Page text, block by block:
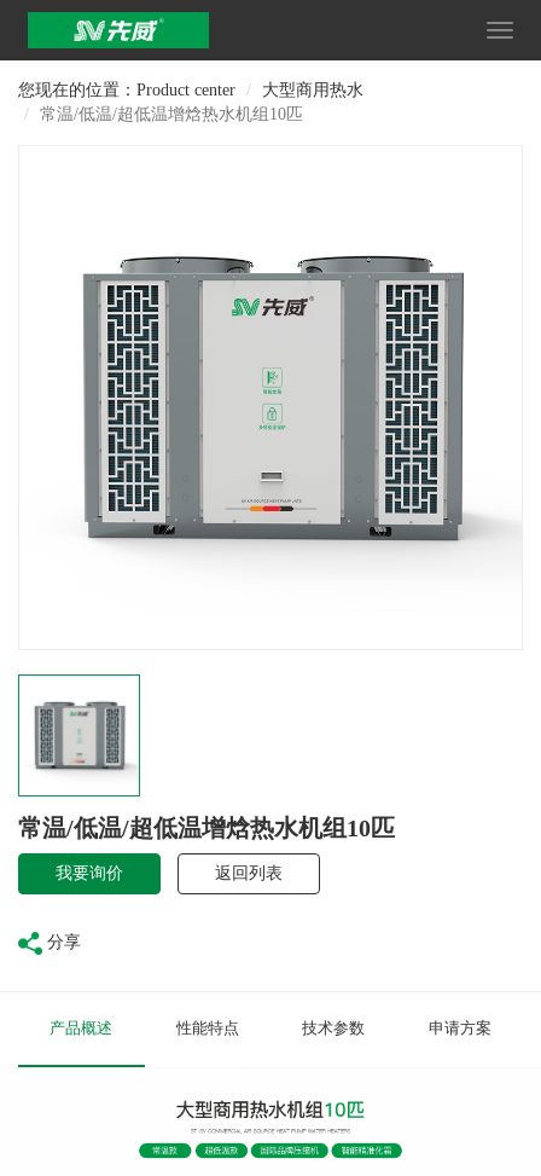
您现在的位置：Product center
大型商用热水
常温/低温/超低温增焓热水机组10匹
常温/低温/超低温增焓热水机组10匹
我要询价 返回列表
分享
产品概述 性能特点 技术参数 申请方案